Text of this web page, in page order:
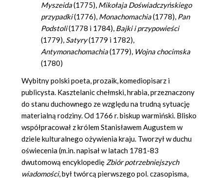
Myszeida(1775), Mikołaja Doświadczyńskiego
przypadki(1776), Monachomachia(1778), Pan
Podstoli(1778 i 1784), Bajki i przypowieści
(1779), Satyry(1779 i 1782),
Antymonachomachia(1779), Wojna chocimska
(1780)
Wybitny polski poeta, prozaik, komediopisarz i
publicysta. Kasztelanic chełmski, hrabia, przeznaczony
do stanu duchownego ze względu na trudną sytuację
materialną rodziny. Od 1766 r. biskup warmiński. Blisko
współpracował z królem Stanisławem Augustem w
dziele kulturalnego ożywienia kraju. Tworzył w duchu
oświecenia (m.in. napisał w latach 1781-83
dwutomową encyklopedię Zbiór potrzebniejszych
wiadomości, był twórcą pierwszego pol. czasopisma,